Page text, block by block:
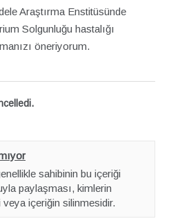
Araştırma Enstitüsünde
Solgunluğu hastalığı
öneriyorum.
sahibinin bu içeriği
paylaşması, kimlerin
içeriğin silinmesidir.